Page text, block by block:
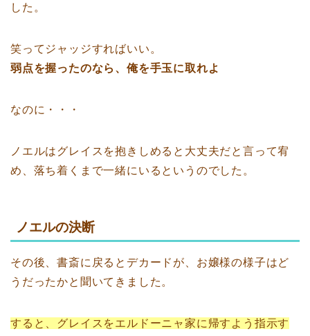
した。
笑ってジャッジすればいい。
弱点を握ったのなら、俺を手玉に取れよ
なのに・・・
ノエルはグレイスを抱きしめると大丈夫だと言って宥
め、落ち着くまで一緒にいるというのでした。
ノエルの決断
その後、書斎に戻るとデカードが、お嬢様の様子はど
うだったかと聞いてきました。
すると、グレイスをエルドーニャ家に帰すよう指示す